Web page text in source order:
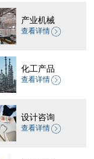
产业机械
查看详情
化工产品
查看详情
设计咨询
查看详情